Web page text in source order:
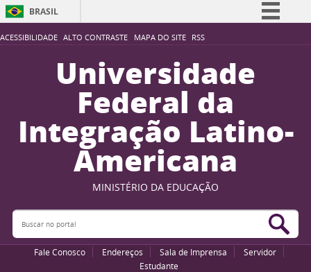
ACESSIBILIDADE ALTO CONTRASTE MAPA DO SITE RSS
BRASIL
Simplifique!
Participe
Acesso à informação
Legislação
Canais
Universidade
Federal da
Integração Latino-
Americana
MINISTÉRIO DA EDUCAÇÃO
Buscar no portal
Fale Conosco Endereços Sala de Imprensa
Servidor
Estudante